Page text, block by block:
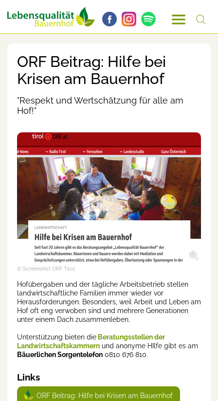
ORF Beitrag: Hilfe bei
Krisen am Bauernhof
"Respekt und Wertschätzung für alle am
Hof!"
© Screenshot ORF Tirol
Hofübergaben und der tägliche Arbeitsbetrieb stellen
landwirtschaftliche Familien immer wieder vor
Herausforderungen. Besonders, weil Arbeit und Leben am
Hof oft eng verwoben sind und mehrere Generationen
unter einem Dach zusammenleben.
Unterstützung bieten die Beratungsstellen der
Landwirtschaftskammern und anonyme HIlfe gibt es am
Bäuerlichen Sorgentelefon 0810 676 810.
Links
ORF Beitrag: Hilfe bei Krisen am Bauernhof